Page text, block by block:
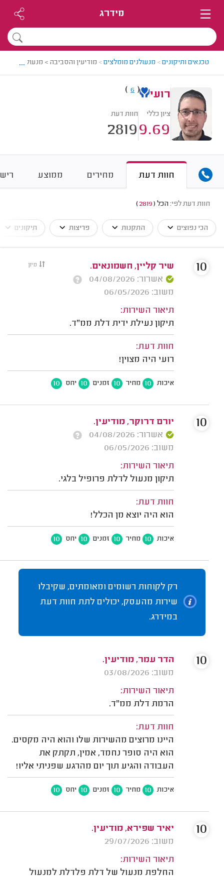
מידרג
טכנאים ותיקונים> מנעולנים מומלצים> מודיעין והסביבה > מנעולן מומלץ
...
רועי (
6
)
ציון כללי
9.69
חוות דעת
2819
חוות דעת מחירים ממוצע
חוות דעת לפי: הכל (
2819
)
הכי נפוצים התקנות פריצות תיקונים
מיון
שיר קליין, חשמונאים.
אשרור: 04/08/2026
משוב: 06/05/2026
תיאור השירות:
תיקון נעילת ידית דלת ממ"ד.
חוות דעת:
רועי היה מצוין!
איכות 10 מחיר 10 זמנים 10 יחס 10
10
יורם דרוקר, מודיעין.
אשרור: 04/08/2026
משוב: 06/05/2026
תיאור השירות:
תיקון מנעול לדלת פרופיל בלגי.
חוות דעת:
הוא היה יוצא מן הכלל!
איכות 10 מחיר 10 זמנים 10 יחס 10
10
רק לקוחות רשומים ומאומתים, שקיבלו
שירות מהעסק, יכולים לתת חוות דעת
במידרג.
הדר עמר, מודיעין.
משוב: 03/08/2026
תיאור השירות:
הרמת דלת ממ"ד.
חוות דעת:
היינו מרוצים מהשירות שלו והוא היה מקסים.
הוא היה סופר נחמד, אמין, תקתק את
העבודה והגיע תוך יום מהרגע שפניתי אליו!
איכות 10 מחיר 10 זמנים 10 יחס 10
10
יאיר שפירא, מודיעין.
משוב: 29/07/2026
תיאור השירות:
החלפת מנעול של דלת פלדלת למנעול
10